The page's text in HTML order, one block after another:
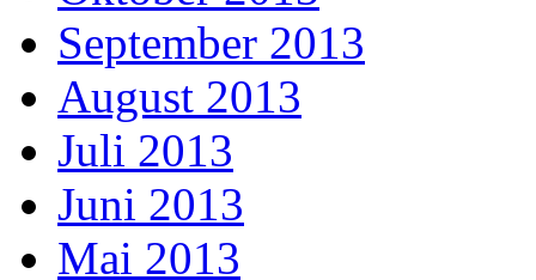
September 2013
August 2013
Juli 2013
Juni 2013
Mai 2013